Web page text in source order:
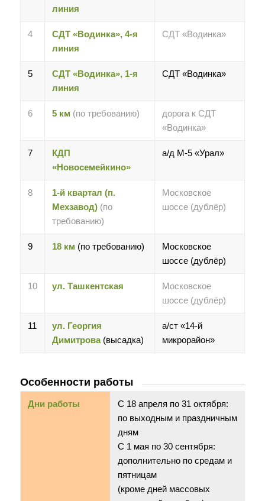
линия
4
СДТ «Водинка», 4-я
линия
СДТ «Водинка»
5
СДТ «Водинка», 1-я
линия
СДТ «Водинка»
6 5 км (по требованию)
дорога к СДТ
«Водинка»
7
КДП
«Новосемейкино»
а/д М-5 «Урал»
8
1-й квартал (п.
Мехзавод)(по
требованию)
Московское
шоссе (дублёр)
9 18 км (по требованию)
Московское
шоссе (дублёр)
10 ул. Ташкентская
Московское
шоссе (дублёр)
11
ул. Георгия
Димитрова(высадка)
а/ст «14-й
микрорайон»
Особенности работы
Дни работы
С 18 апреля по 31 октября:
по выходным и праздничным
дням
С 1 мая по 30 сентября:
дополнительно по средам и
пятницам
(кроме дней массовых